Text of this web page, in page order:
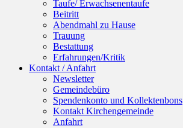
Taufe/ Erwachsenentaufe
Beitritt
Abendmahl zu Hause
Trauung
Bestattung
Erfahrungen/Kritik
Kontakt / Anfahrt
Newsletter
Gemeindebüro
Spendenkonto und Kollektenbons
Kontakt Kirchengemeinde
Anfahrt